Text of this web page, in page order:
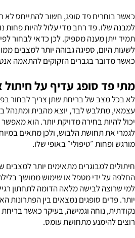
כאשר בוחרים פד סופג, חשוב להתייחס לא
למבנה שלו. פד רחב מדי עלול להיות פחות
תמיד ייתן מענה מספיק. לכן כדאי לבחור
לשעות היום, ספיגה גבוהה יותר למצבים
כאשר מדובר בגברים הזקוקים להתאמה
מתי פד סופג עדיף על חיתול
לא בכל מצב של בריחת שתן צריך לבחור
עצמאי, מתלבש לבד, יוצא מהבית ומתנהל
יכול להיות בחירה מדויקת יותר. הוא
לגמרי את תחושת הלבוש, ולכן מתאים
מורגש ופחות ״טיפולי״ באופי שלו.
חיתולים למבוגרים מתאימים יותר למצבים
החלפה על ידי מטפל או שימוש ממושך
למי שרוצה לבישה מלאה הדומה לתחתון
יותר. פדים סופגים נמצאים בין הפתרונות
נקודתית, נוחה וגמישה, בעיקר כאשר
רוצים להימנע מתחושת עומס.